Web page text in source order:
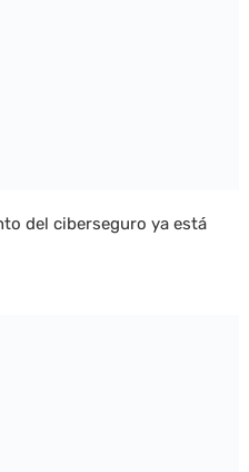
del ciberseguro ya está